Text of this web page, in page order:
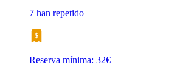
7 han repetido
Reserva mínima: 32€